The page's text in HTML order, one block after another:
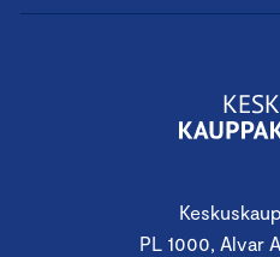
PL 1000, Alvar